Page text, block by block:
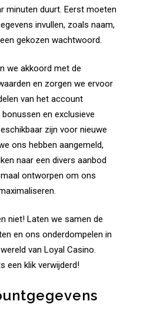
minuten duurt. Eerst moeten
invullen, zoals naam,
gekozen wachtwoord.
we akkoord met de
en zorgen we ervoor
van het account
en exclusieve
zijn voor nieuwe
ons hebben aangemeld,
naar een divers aanbod
ontworpen om ons
niet! Laten we samen de
en ons onderdompelen in
van Loyal Casino.
een klik verwijderd!